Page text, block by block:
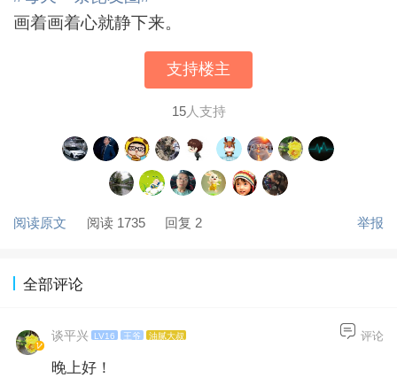
画着画着心就静下来。
支持楼主
15人支持
阅读原文 阅读 1735 回复 2 举报
全部评论
谈平兴 LV16 王爷 油腻大叔
晚上好！
评论